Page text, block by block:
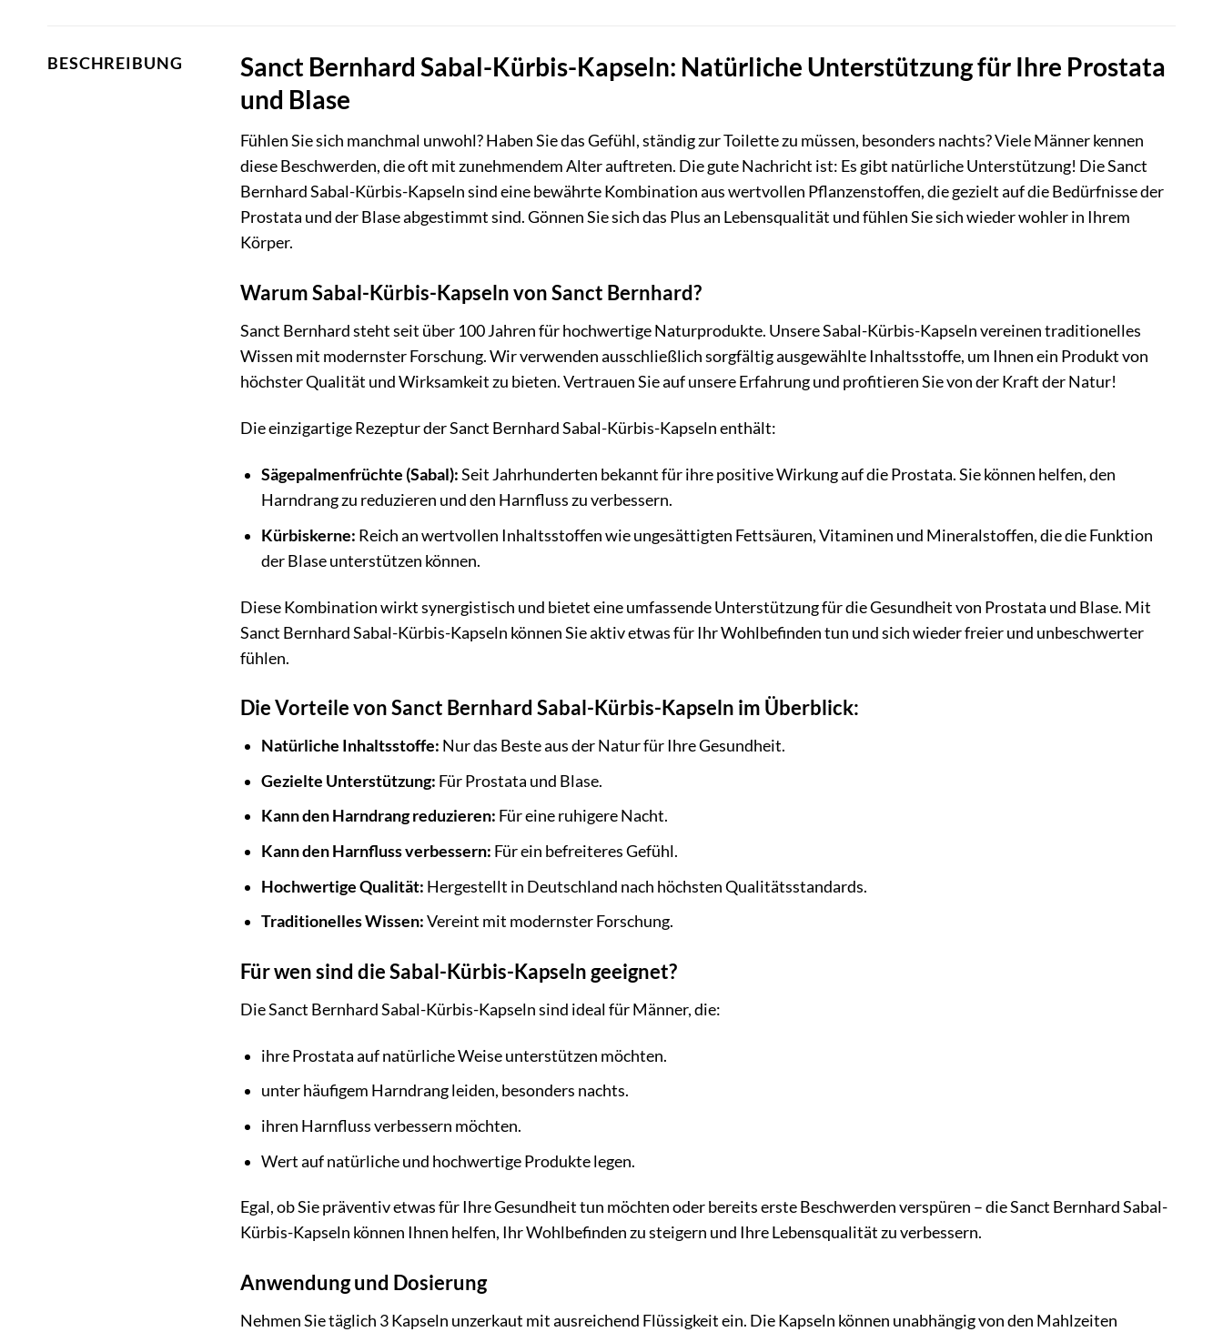
BESCHREIBUNG
Sanct Bernhard Sabal-Kürbis-Kapseln: Natürliche Unterstützung für Ihre Prostata
und Blase
Fühlen Sie sich manchmal unwohl? Haben Sie das Gefühl, ständig zur Toilette zu müssen, besonders nachts? Viele Männer kennen
diese Beschwerden, die oft mit zunehmendem Alter auftreten. Die gute Nachricht ist: Es gibt natürliche Unterstützung! Die Sanct
Bernhard Sabal-Kürbis-Kapseln sind eine bewährte Kombination aus wertvollen Pflanzenstoffen, die gezielt auf die Bedürfnisse der
Prostata und der Blase abgestimmt sind. Gönnen Sie sich das Plus an Lebensqualität und fühlen Sie sich wieder wohler in Ihrem
Körper.
Warum Sabal-Kürbis-Kapseln von Sanct Bernhard?
Sanct Bernhard steht seit über 100 Jahren für hochwertige Naturprodukte. Unsere Sabal-Kürbis-Kapseln vereinen traditionelles
Wissen mit modernster Forschung. Wir verwenden ausschließlich sorgfältig ausgewählte Inhaltsstoffe, um Ihnen ein Produkt von
höchster Qualität und Wirksamkeit zu bieten. Vertrauen Sie auf unsere Erfahrung und profitieren Sie von der Kraft der Natur!
Die einzigartige Rezeptur der Sanct Bernhard Sabal-Kürbis-Kapseln enthält:
Sägepalmenfrüchte (Sabal):Seit Jahrhunderten bekannt für ihre positive Wirkung auf die Prostata. Sie können helfen, den
Harndrang zu reduzieren und den Harnfluss zu verbessern.
Kürbiskerne: Reich an wertvollen Inhaltsstoffen wie ungesättigten Fettsäuren, Vitaminen und Mineralstoffen, die die Funktion
der Blase unterstützen können.
Diese Kombination wirkt synergistisch und bietet eine umfassende Unterstützung für die Gesundheit von Prostata und Blase. Mit
Sanct Bernhard Sabal-Kürbis-Kapseln können Sie aktiv etwas für Ihr Wohlbefinden tun und sich wieder freier und unbeschwerter
fühlen.
Die Vorteile von Sanct Bernhard Sabal-Kürbis-Kapseln im Überblick:
Natürliche Inhaltsstoffe: Nur das Beste aus der Natur für Ihre Gesundheit.
Gezielte Unterstützung: Für Prostata und Blase.
Kann den Harndrang reduzieren: Für eine ruhigere Nacht.
Kann den Harnfluss verbessern: Für ein befreiteres Gefühl.
Hochwertige Qualität: Hergestellt in Deutschland nach höchsten Qualitätsstandards.
Traditionelles Wissen:Vereint mit modernster Forschung.
Für wen sind die Sabal-Kürbis-Kapseln geeignet?
Die Sanct Bernhard Sabal-Kürbis-Kapseln sind ideal für Männer, die:
ihre Prostata auf natürliche Weise unterstützen möchten.
unter häufigem Harndrang leiden, besonders nachts.
ihren Harnfluss verbessern möchten.
Wert auf natürliche und hochwertige Produkte legen.
Egal, ob Sie präventiv etwas für Ihre Gesundheit tun möchten oder bereits erste Beschwerden verspüren – die Sanct Bernhard Sabal-
Kürbis-Kapseln können Ihnen helfen, Ihr Wohlbefinden zu steigern und Ihre Lebensqualität zu verbessern.
Anwendung und Dosierung
Nehmen Sie täglich 3 Kapseln unzerkaut mit ausreichend Flüssigkeit ein. Die Kapseln können unabhängig von den Mahlzeiten